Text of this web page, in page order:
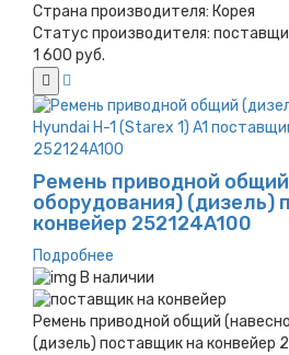
Страна производителя: Корея
Статус производителя:
1 600 руб.
Ремень приводной
оборудования) (дизель)
конвейер 252124A100
Подробнее
В наличии
Ремень приводной общий
(дизель) поставщик на конвейер